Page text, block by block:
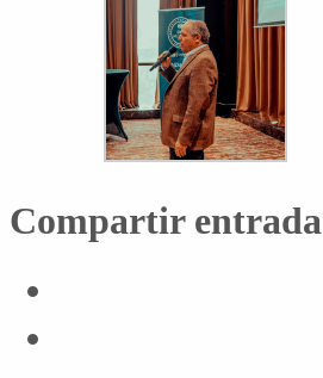
Compartir entrada